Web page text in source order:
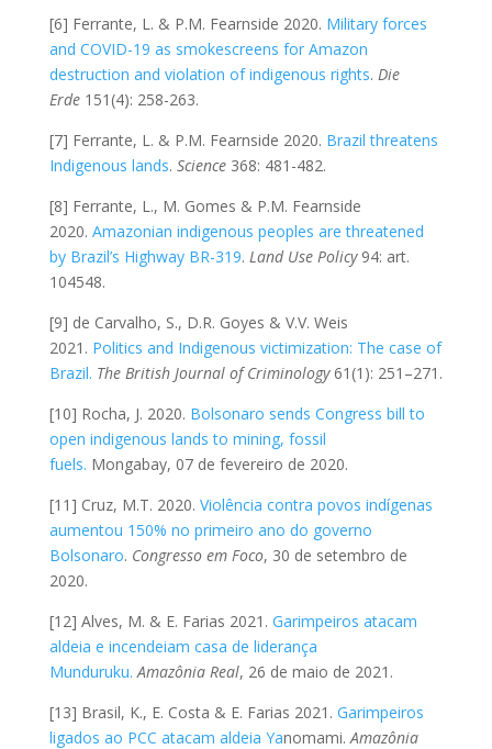
[6] Ferrante, L. & P.M. Fearnside 2020. Military forces
and COVID-19 as smokescreens for Amazon
destruction and violation of indigenous rights. Die
Erde151(4): 258-263.
[7] Ferrante, L. & P.M. Fearnside 2020. Brazil threatens
Indigenous lands. Science368: 481-482.
[8] Ferrante, L., M. Gomes & P.M. Fearnside
2020. Amazonian indigenous peoples are threatened
by Brazil’s Highway BR-319. Land Use Policy94: art.
104548.
[9] de Carvalho, S., D.R. Goyes & V.V. Weis
2021. Politics and Indigenous victimization: The case of
Brazil. The British Journal of Criminology61(1): 251–271.
[10] Rocha, J. 2020. Bolsonaro sends Congress bill to
open indigenous lands to mining, fossil
fuels. Mongabay, 07 de fevereiro de 2020.
[11] Cruz, M.T. 2020. Violência contra povos indígenas
aumentou 150% no primeiro ano do governo
Bolsonaro. Congresso em Foco, 30 de setembro de
2020.
[12] Alves, M. & E. Farias 2021. Garimpeiros atacam
aldeia e incendeiam casa de liderança
Munduruku. Amazônia Real, 26 de maio de 2021.
[13] Brasil, K., E. Costa & E. Farias 2021. Garimpeiros
ligados ao PCC atacam aldeia Yanomami. Amazônia